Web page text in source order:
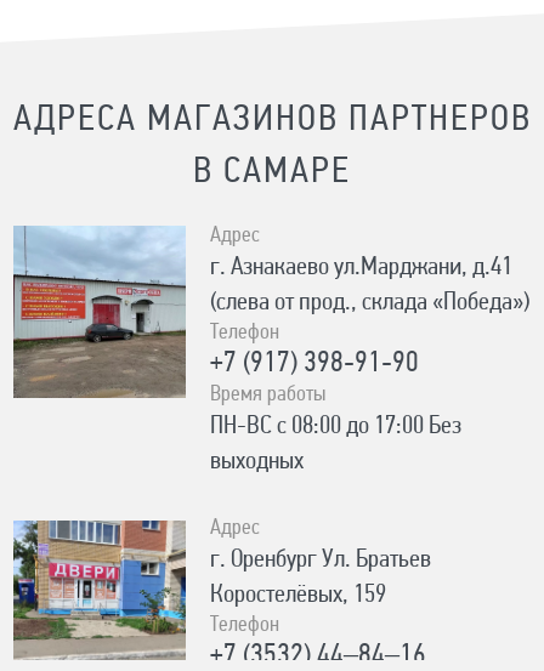
АДРЕСА МАГАЗИНОВ ПАРТНЕРОВ
В САМАРЕ
Адрес
г. Азнакаево ул.Марджани, д.41
(слева от прод., склада «Победа»)
Телефон
+7 (917) 398-91-90
Время работы
ПН-ВС с 08:00 до 17:00 Без
выходных
Адрес
г. Оренбург Ул. Братьев
Коростелёвых, 159
Телефон
+7 (3532) 44‒84‒16